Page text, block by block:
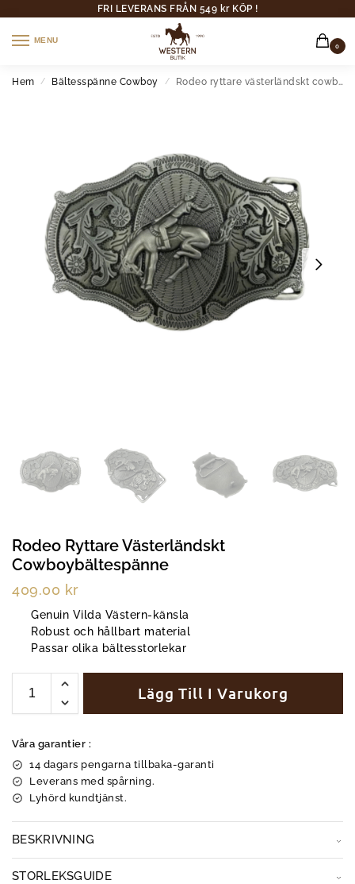
FRI LEVERANS FRÅN 549 kr KÖP !
MENU
0
Hem / Bältesspänne Cowboy / Rodeo ryttare västerländskt cowboybältespänne
Rodeo Ryttare Västerländskt
Cowboybältespänne
409.00 kr
Genuin Vilda Västern-känsla
Robust och hållbart material
Passar olika bältesstorlekar
Lägg Till I Varukorg
Våra garantier :
14 dagars pengarna tillbaka-garanti
Leverans med spårning.
Lyhörd kundtjänst.
BESKRIVNING
STORLEKSGUIDE